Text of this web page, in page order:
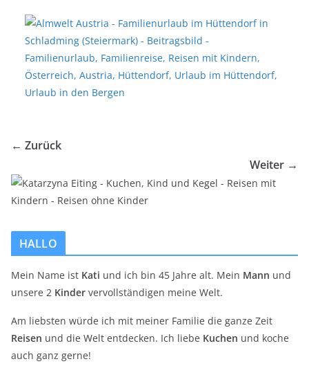
← Zurück
Weiter →
HALLO
Mein Name ist Kati und ich bin 45 Jahre alt. Mein Mann und
unsere 2 Kinder vervollständigen meine Welt.
Am liebsten würde ich mit meiner Familie die ganze Zeit
Reisen und die Welt entdecken. Ich liebe Kuchen und koche
auch ganz gerne!